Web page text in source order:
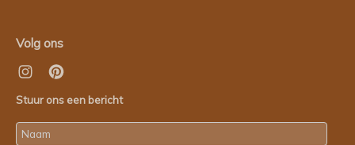
Volg ons
Stuur ons een bericht